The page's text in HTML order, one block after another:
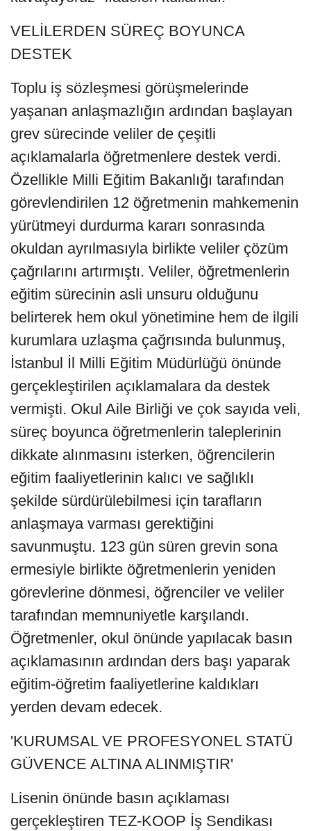
VELİLERDEN SÜREÇ BOYUNCA
DESTEK
Toplu iş sözleşmesi görüşmelerinde
yaşanan anlaşmazlığın ardından başlayan
grev sürecinde veliler de çeşitli
açıklamalarla öğretmenlere destek verdi.
Özellikle Milli Eğitim Bakanlığı tarafından
görevlendirilen 12 öğretmenin mahkemenin
yürütmeyi durdurma kararı sonrasında
okuldan ayrılmasıyla birlikte veliler çözüm
çağrılarını artırmıştı. Veliler, öğretmenlerin
eğitim sürecinin asli unsuru olduğunu
belirterek hem okul yönetimine hem de ilgili
kurumlara uzlaşma çağrısında bulunmuş,
İstanbul İl Milli Eğitim Müdürlüğü önünde
gerçekleştirilen açıklamalara da destek
vermişti. Okul Aile Birliği ve çok sayıda veli,
süreç boyunca öğretmenlerin taleplerinin
dikkate alınmasını isterken, öğrencilerin
eğitim faaliyetlerinin kalıcı ve sağlıklı
şekilde sürdürülebilmesi için tarafların
anlaşmaya varması gerektiğini
savunmuştu. 123 gün süren grevin sona
ermesiyle birlikte öğretmenlerin yeniden
görevlerine dönmesi, öğrenciler ve veliler
tarafından memnuniyetle karşılandı.
Öğretmenler, okul önünde yapılacak basın
açıklamasının ardından ders başı yaparak
eğitim-öğretim faaliyetlerine kaldıkları
yerden devam edecek.
'KURUMSAL VE PROFESYONEL STATÜ
GÜVENCE ALTINA ALINMIŞTIR'
Lisenin önünde basın açıklaması
gerçekleştiren TEZ-KOOP İş Sendikası